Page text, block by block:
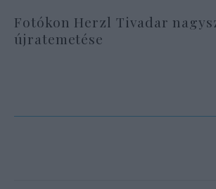
Fotókon Herzl Tivadar
újratemetése